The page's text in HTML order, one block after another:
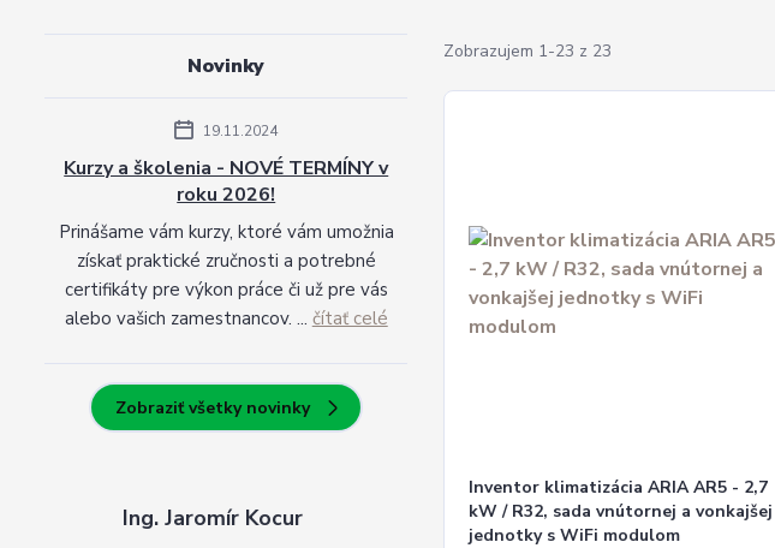
Zobrazujem 1-23 z 23
Inventor klimatizácia ARIA AR5 - 2,7
kW / R32, sada vnútornej a vonkajšej
jednotky s WiFi modulom
Novinky
19.11.2024
Kurzy a školenia - NOVÉ TERMÍNY v
roku 2026!
Prinášame vám kurzy, ktoré vám umožnia
získať praktické zručnosti a potrebné
certifikáty pre výkon práce či už pre vás
alebo vašich zamestnancov. ... čítať celé
Zobraziť všetky novinky
Ing. Jaromír Kocur